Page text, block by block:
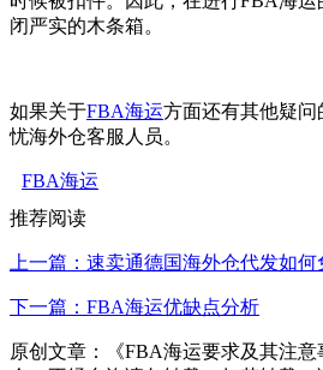
闭严实的木条箱。
如果关于FBA海运方面还有其他疑
忧海外仓客服人员。
FBA海运
推荐阅读
上一篇：速卖通德国海外仓代发如何
下一篇：FBA海运优缺点分析
原创文章：《FBA海运要求及其注